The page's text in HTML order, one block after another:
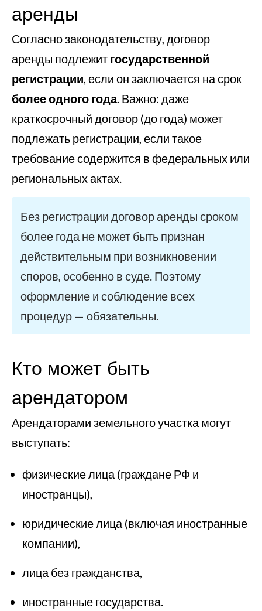
аренды
Согласно законодательству, договор
аренды подлежит государственной
регистрации, если он заключается на срок
более одного года. Важно: даже
краткосрочный договор (до года) может
подлежать регистрации, если такое
требование содержится в федеральных или
региональных актах.
Без регистрации договор аренды сроком
более года не может быть признан
действительным при возникновении
споров, особенно в суде. Поэтому
оформление и соблюдение всех
процедур — обязательны.
Кто может быть
арендатором
Арендаторами земельного участка могут
выступать:
физические лица (граждане РФ и
иностранцы),
юридические лица (включая иностранные
компании),
лица без гражданства,
иностранные государства.